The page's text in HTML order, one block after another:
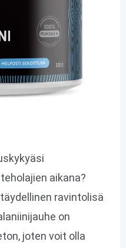
aikana?
ravintolisä
on
joten voit olla